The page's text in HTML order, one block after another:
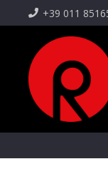
+39 011